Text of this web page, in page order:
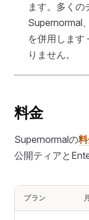
ます。多く
Supernormal
を併用しま
りません。
料金
Supernormalの
公開ティアと
プラン